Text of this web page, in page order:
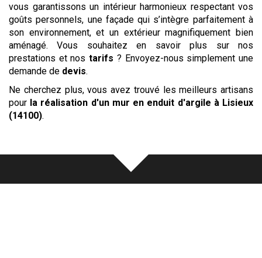
vous garantissons un intérieur harmonieux respectant vos
goûts personnels, une façade qui s’intègre parfaitement à
son environnement, et un extérieur magnifiquement bien
aménagé. Vous souhaitez en savoir plus sur nos
prestations et nostarifs ? Envoyez-nous simplement une
demande de devis.
Ne cherchez plus, vous avez trouvé les meilleurs artisans
pour la réalisation d'un mur en enduit d'argile à Lisieux
(14100).